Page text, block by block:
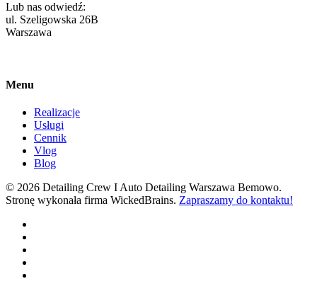
Lub nas odwiedź:
ul. Szeligowska 26B
Warszawa
Menu
Realizacje
Usługi
Cennik
Vlog
Blog
© 2026 Detailing Crew I Auto Detailing Warszawa Bemowo.
Stronę wykonała firma WickedBrains. Zapraszamy do kontaktu!